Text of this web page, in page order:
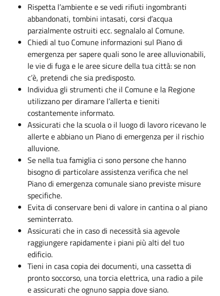
Rispetta l’ambiente e se vedi rifiuti ingombranti
abbandonati, tombini intasati, corsi d’acqua
parzialmente ostruiti ecc. segnalalo al Comune.
Chiedi al tuo Comune informazioni sul Piano di
emergenza per sapere quali sono le aree alluvionabili,
le vie di fuga e le aree sicure della tua città: se non
c’è, pretendi che sia predisposto.
Individua gli strumenti che il Comune e la Regione
utilizzano per diramare l’allerta e tieniti
costantemente informato.
Assicurati che la scuola o il luogo di lavoro ricevano le
allerte e abbiano un Piano di emergenza per il rischio
alluvione.
Se nella tua famiglia ci sono persone che hanno
bisogno di particolare assistenza verifica che nel
Piano di emergenza comunale siano previste misure
specifiche.
Evita di conservare beni di valore in cantina o al piano
seminterrato.
Assicurati che in caso di necessità sia agevole
raggiungere rapidamente i piani più alti del tuo
edificio.
Tieni in casa copia dei documenti, una cassetta di
pronto soccorso, una torcia elettrica, una radio a pile
e assicurati che ognuno sappia dove siano.